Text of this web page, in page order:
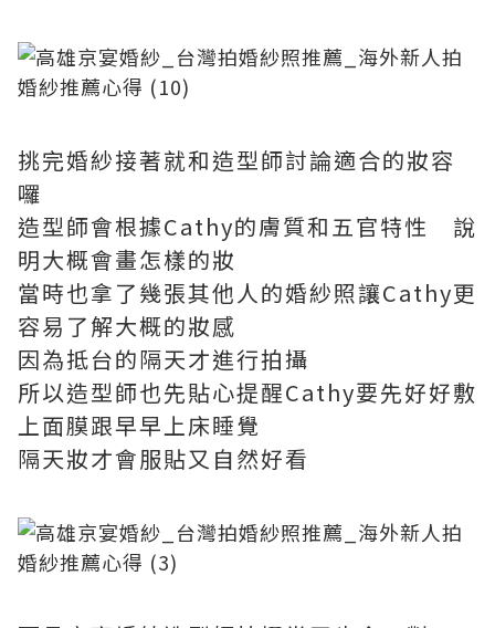
挑完婚紗接著就和造型師討論適合的妝容
囉
造型師會根據Cathy的膚質和五官特性 說
明大概會畫怎樣的妝
當時也拿了幾張其他人的婚紗照讓Cathy更
容易了解大概的妝感
因為抵台的隔天才進行拍攝
所以造型師也先貼心提醒Cathy要先好好敷
上面膜跟早早上床睡覺
隔天妝才會服貼又自然好看